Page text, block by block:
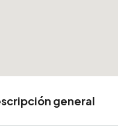
general